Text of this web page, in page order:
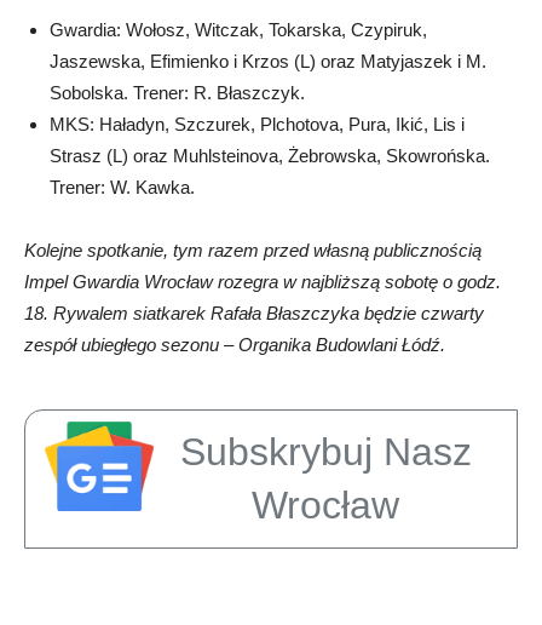
Gwardia: Wołosz, Witczak, Tokarska, Czypiruk,
Jaszewska, Efimienko i Krzos (L) oraz Matyjaszek i M.
Sobolska. Trener: R. Błaszczyk.
MKS: Haładyn, Szczurek, Plchotova, Pura, Ikić, Lis i
Strasz (L) oraz Muhlsteinova, Żebrowska, Skowrońska.
Trener: W. Kawka.
Kolejne spotkanie, tym razem przed własną publicznością
Impel Gwardia Wrocław rozegra w najbliższą sobotę o godz.
18. Rywalem siatkarek Rafała Błaszczyka będzie czwarty
zespół ubiegłego sezonu – Organika Budowlani Łódź.
Subskrybuj Nasz
Wrocław